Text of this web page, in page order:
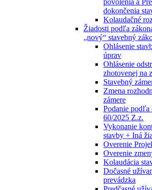
povolenia a
dokončenia
Kolaudačné
Žiadosti podľa
„nový“ stavebný
Ohlásenie
úprav
Ohlásenie
zhotovenej na
Stavebný
Zmena
zámere
Podanie podľa
60/2025 Z.z.
Vykonanie
stavby + Iná
Overenie
Overenie
Kolaudácia
Dočasné
prevádzka